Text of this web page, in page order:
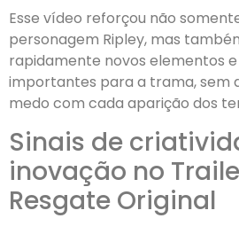
Esse vídeo reforçou não
personagem Ripley, mas
rapidamente novos elementos
importantes para a trama, sem
medo com cada aparição dos
Sinais de
inovação no
Resgate Original